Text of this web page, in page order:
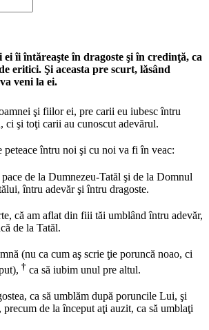
îi întăreaşte în dragoste şi în credinţă, ca
eritici. Şi aceasta pre scurt, lăsând
veni la ei.
şi fiilor ei, pre carii eu iubesc întru
ci şi toţi carii au cunoscut adevărul.
peteace întru noi şi cu noi va fi în veac:
de la Dumnezeu-Tatăl şi de la Domnul
întru adevăr şi întru dragoste.
că am aflat din fiii tăi umblând întru adevăr,
de la Tatăl.
(nu ca cum aş scrie ţie poruncă noao, ci
† ca să iubim unul pre altul.
ca să umblăm după poruncile Lui, şi
precum de la început aţi auzit, ca să umblaţi